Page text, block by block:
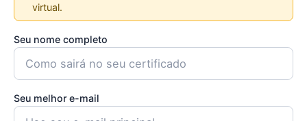
virtual.
Seu nome completo
Seu melhor e-mail